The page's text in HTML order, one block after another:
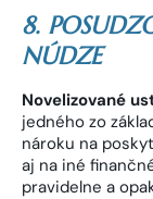
8.
NÚDZE
Novelizované
jedného zo
nároku na
aj na iné
pravidelne a